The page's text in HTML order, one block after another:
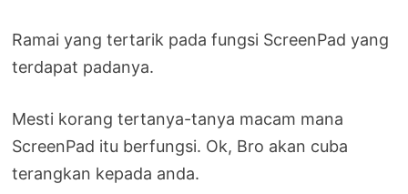
Ramai yang tertarik pada fungsi ScreenPad yang
terdapat padanya.
Mesti korang tertanya-tanya macam mana
ScreenPad itu berfungsi. Ok, Bro akan cuba
terangkan kepada anda.